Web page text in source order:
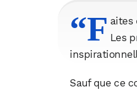
“F aites
Les
Sauf que ce